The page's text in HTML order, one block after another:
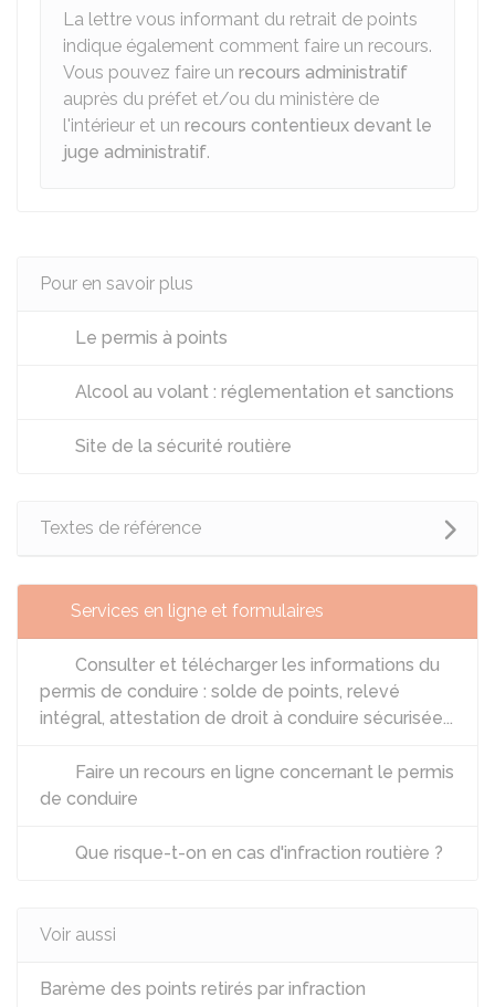
La lettre vous informant du retrait de points
indique également comment faire un recours.
Vous pouvez faire un recours administratif
auprès du préfet et/ou du ministère de
l'intérieur et un recours contentieux devant le
juge administratif.
Pour en savoir plus
Le permis à points
Alcool au volant : réglementation et sanctions
Site de la sécurité routière
Textes de référence
Services en ligne et formulaires
Consulter et télécharger les informations du
permis de conduire : solde de points, relevé
intégral, attestation de droit à conduire sécurisée...
Faire un recours en ligne concernant le permis
de conduire
Que risque-t-on en cas d'infraction routière ?
Voir aussi
Barème des points retirés par infraction